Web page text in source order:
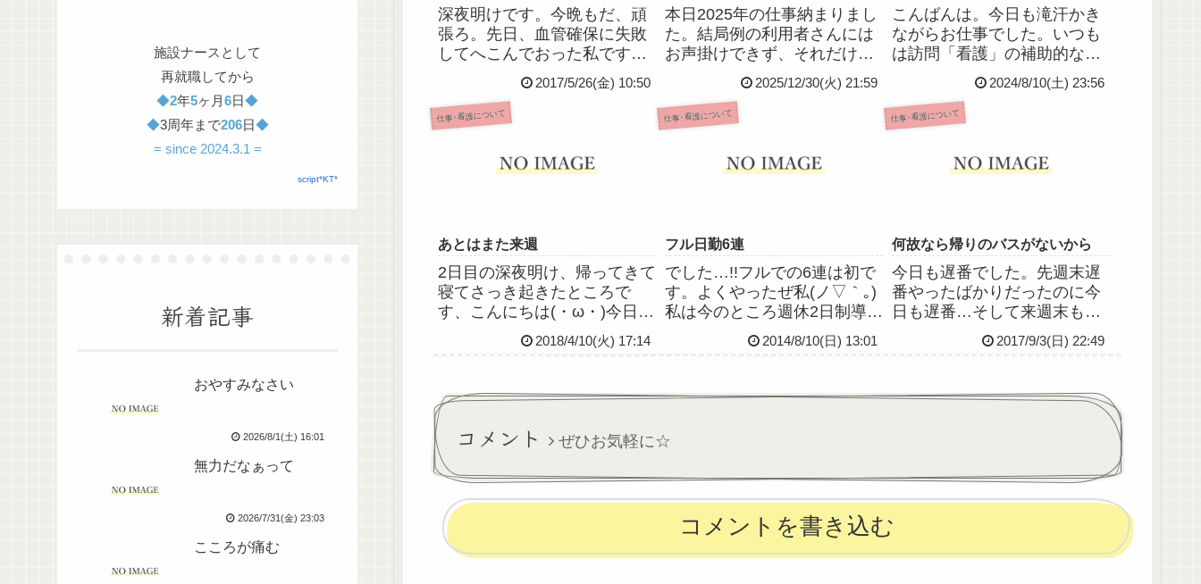
深夜明けです。今晩もだ、頑
張ろ。先日、血管確保に失敗
してへこんでおった私です
が、今日は成功しました！今
日の朝の採血は7名いて、その
うち私がとったのはたった1
名…(´・ω・`)たったの1名だ
は大きな1名だったの！血管...
2017/5/26(金) 10:50
本日2025年の仕事納まりまし
た。結局例の利用者さんには
お声掛けできず、それだけが
心残りだけど、お昼普通に召
し上がってたから大丈夫だと
信じたい……💦そして今年も
専務からねぎらいの品がいた
類をいただきました。あり
2025/12/30(火) 21:59
こんばんは。今日も滝汗かき
ながらお仕事でした。いつも
は訪問「看護」の補助的な業
務とかコール対応なんだけ
ど、今日は初めての訪問「介
護」の業務で、ひたすら排泄
の介助でした。ほんとに汗や
コール対応も兼ねてるからあ
2024/8/10(土) 23:56
仕事･看護について
あとはまた来週
2日目の深夜明け、帰ってきて
寝てさっき起きたところで
す、こんにちは(・ω・)今日は
昨日とはまた別のベテラン准
看さんとのペアだったのだけ
送れたと思う！やったね♪いつ
も自信が持てない私だけど、
今日の申し送りは90点くら...
2018/4/10(火) 17:14
仕事･看護について
フル日勤6連
でした…!!フルでの6連は初で
す。よくやったぜ私(ノ▽｀｡)
私は今のところ週休2日制導入
前の一般的な休日みたいな感
じで、奇数週の土曜は半ドン
2014/8/10(日) 13:01
仕事･看護について
何故なら帰りのバスがないから
今日も遅番でした。先週末遅
番やったばかりだったのに今
日も遅番…そして来週末もと
いう。私、遅番は苦手という
か、なかなか気乗りしないか
帰れるから好きなんですけ
ど。明日は休みの深夜入り。
2017/9/3(日) 22:49
コメント ぜひお気軽に☆
コメントを書き込む
施設ナースとして
再就職してから
◆2年5ヶ月6日◆
◆3周年まで206日◆
= since 2024.3.1 =
script*KT*
新着記事
おやすみなさい
2026/8/1(土) 16:01
無力だなぁって
2026/7/31(金) 23:03
こころが痛む